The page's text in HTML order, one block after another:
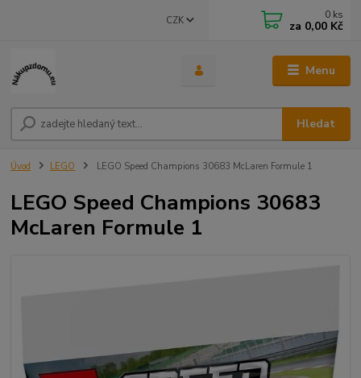
Menu
CZK
Hledat
0 ks
za 0,00 Kč
Úvod LEGO LEGO Speed Champions 30683 McLaren Formule 1
LEGO Speed Champions 30683
McLaren Formule 1